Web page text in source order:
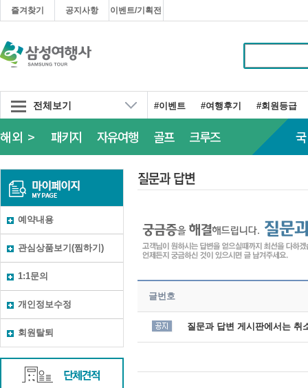
즐겨찾기 공지사항 이벤트/기획전
전체보기 #이벤트 #여행후기 #회원등급
해외 > 패키지 자유여행 골프 크루즈
예약내용
관심상품보기(찜하기)
1:1문의
개인정보수정
회원탈퇴
글번호
질문과 답변 게시판에서는 취